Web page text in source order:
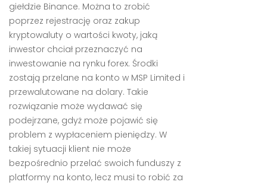
giełdzie Binance. Można to zrobić
poprzez rejestrację oraz zakup
kryptowaluty o wartości kwoty, jaką
inwestor chciał przeznaczyć na
inwestowanie na rynku forex. Środki
zostają przelane na konto w MSP Limited i
przewalutowane na dolary. Takie
rozwiązanie może wydawać się
podejrzane, gdyż może pojawić się
problem z wypłaceniem pieniędzy. W
takiej sytuacji klient nie może
bezpośrednio przelać swoich funduszy z
platformy na konto, lecz musi to robić za